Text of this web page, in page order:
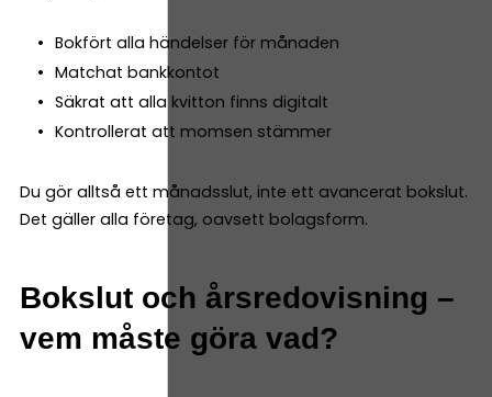
Bokfört alla händelser för månaden
Matchat bankkontot
Säkrat att alla kvitton finns digitalt
Kontrollerat att momsen stämmer
Du gör alltså ett månadsslut, inte ett avancerat bokslut.
Det gäller alla företag, oavsett bolagsform.
Bokslut och årsredovisning –
vem måste göra vad?